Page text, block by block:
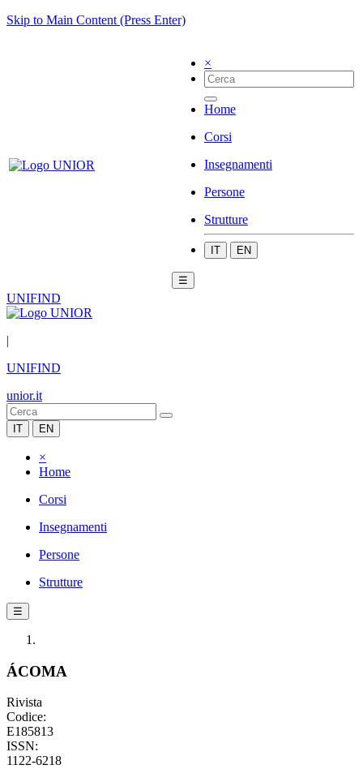
Skip to Main Content (Press Enter)
×
Home
Corsi
Insegnamenti
Persone
Strutture
IT EN
☰
UNIFIND
|
UNIFIND
unior.it
IT EN
×
Home
Corsi
Insegnamenti
Persone
Strutture
☰
ÁCOMA
Rivista
Codice:
E185813
ISSN:
1122-6218